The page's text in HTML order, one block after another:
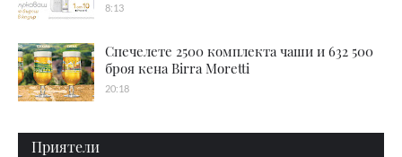
8:13
Спечелете 2500 комплекта чаши и 632 500
броя кена Birra Moretti
20:18
Приятели